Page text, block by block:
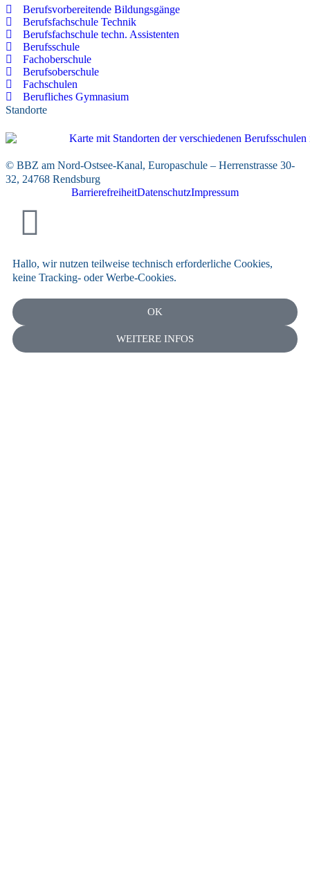
Berufsvorbereitende Bildungsgänge
Berufsfachschule Technik
Berufsfachschule techn. Assistenten
Berufsschule
Fachoberschule
Berufsoberschule
Fachschulen
Berufliches Gymnasium
Standorte
© BBZ am Nord-Ostsee-Kanal, Europaschule – Herrenstrasse 30-
32, 24768 Rendsburg
BarrierefreiheitDatenschutzImpressum
Hallo, wir nutzen teilweise technisch erforderliche Cookies,
keine Tracking- oder Werbe-Cookies.
OK
WEITERE INFOS